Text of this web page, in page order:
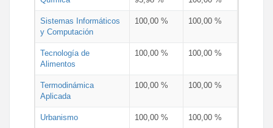
Sistemas Informáticos
y Computación
100,00 % 100,00 %
Tecnología de
Alimentos
100,00 % 100,00 %
Termodinámica
Aplicada
100,00 % 100,00 %
Urbanismo 100,00 % 100,00 %